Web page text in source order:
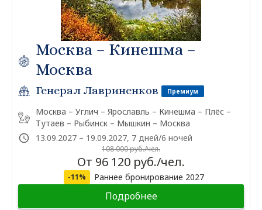
Москва – Кинешма –
Москва
Генерал Лавриненков Премиум
Москва – Углич – Ярославль – Кинешма – Плёс –
Тутаев – Рыбинск – Мышкин – Москва
13.09.2027 – 19.09.2027, 7 дней/6 ночей
108 000 руб./чел.
От 96 120 руб./чел.
-11% Раннее бронирование 2027
Подробнее